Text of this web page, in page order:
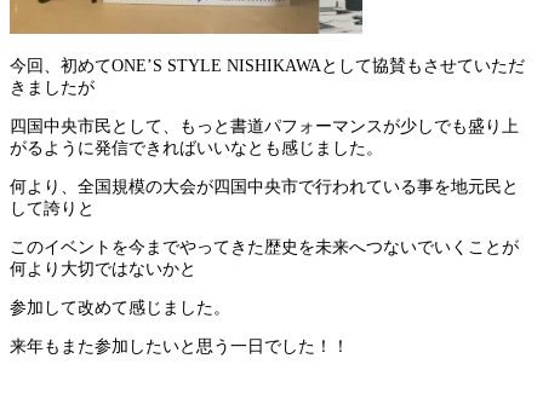
今回、初めてONE’S STYLE NISHIKAWAとして協賛もさせていただ
きましたが
四国中央市民として、もっと書道パフォーマンスが少しでも盛り上
がるように発信できればいいなとも感じました。
何より、全国規模の大会が四国中央市で行われている事を地元民と
して誇りと
このイベントを今までやってきた歴史を未来へつないでいくことが
何より大切ではないかと
参加して改めて感じました。
来年もまた参加したいと思う一日でした！！